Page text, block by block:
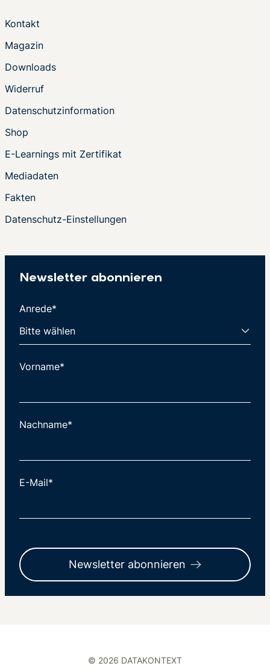
Kontakt
Magazin
Downloads
Widerruf
Datenschutzinformation
Shop
E-Learnings mit Zertifikat
Mediadaten
Fakten
Datenschutz-Einstellungen
Newsletter abonnieren
Anrede*
Vorname*
Nachname*
E-Mail*
Newsletter abonnieren
© 2026 DATAKONTEXT